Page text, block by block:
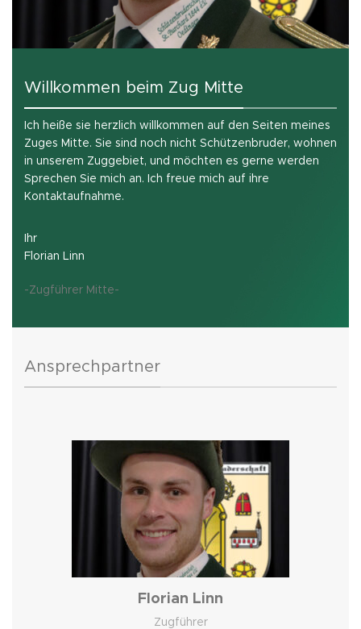
Willkommen beim Zug Mitte
Ich heiße sie herzlich willkommen auf den Seiten meines
Zuges Mitte. Sie sind noch nicht Schützenbruder, wohnen
in unserem Zuggebiet, und möchten es gerne werden
Sprechen Sie mich an. Ich freue mich auf ihre
Kontaktaufnahme.
Ihr
Florian Linn
-Zugführer Mitte-
Ansprechpartner
Florian Linn
Zugführer